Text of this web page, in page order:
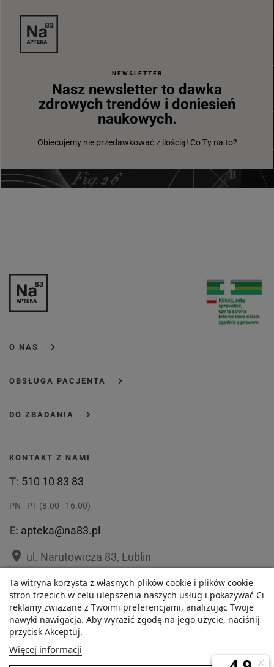
67,83 zł
Najniższa cena w ciągu
ostatnich 30 dni :
67,83 zł
- +
NEWSLETTER
Nasz newsletter to dawka
zdrowych trendów i doniesień
naukowych.
Obiecujemy nie przedawkować z ilością! Co Ty na to?
O NAS
OBSŁUGA PACJENTA
DO ZBADANIA
KONTAKT Z NAMI
T: 510 10 83 83
PN - PT (8.00 - 16.00)
E: apteka@na83.pl
place ul. Narutowicza 83, Lublin
placeul. 1 Maja 36, Lublin
Ta witryna korzysta z własnych plików cookie i plików cookie
stron trzecich w celu ulepszenia naszych usług i pokazywać Ci
reklamy związane z Twoimi preferencjami, analizując Twoje
nawyki nawigacja. Aby wyrazić zgodę na jego użycie, naciśnij
przycisk Akceptuj.
Więcej informacji
O nas Zezwolenie